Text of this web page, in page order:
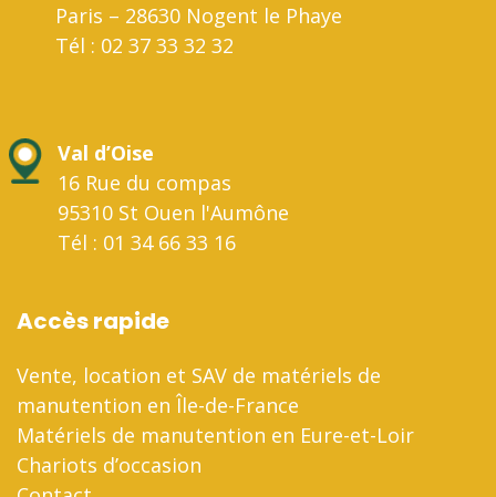
Paris – 28630 Nogent le Phaye
Tél : 02 37 33 32 32
Val d’Oise
16 Rue du compas
95310 St Ouen l'Aumône
Tél : 01 34 66 33 16
Accès rapide
Vente, location et SAV de matériels de
manutention en Île-de-France
Matériels de manutention en Eure-et-Loir
Chariots d’occasion